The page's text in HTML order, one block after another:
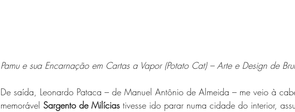
Pamu e sua Encarnação em Cartas a Vapor (Potato Cat) – Arte e Design de
De saída, Leonardo Pataca – de Manuel Antônio de Almeida – me veio à
memorável Sargento de Milícias tivesse ido parar numa cidade do interior,